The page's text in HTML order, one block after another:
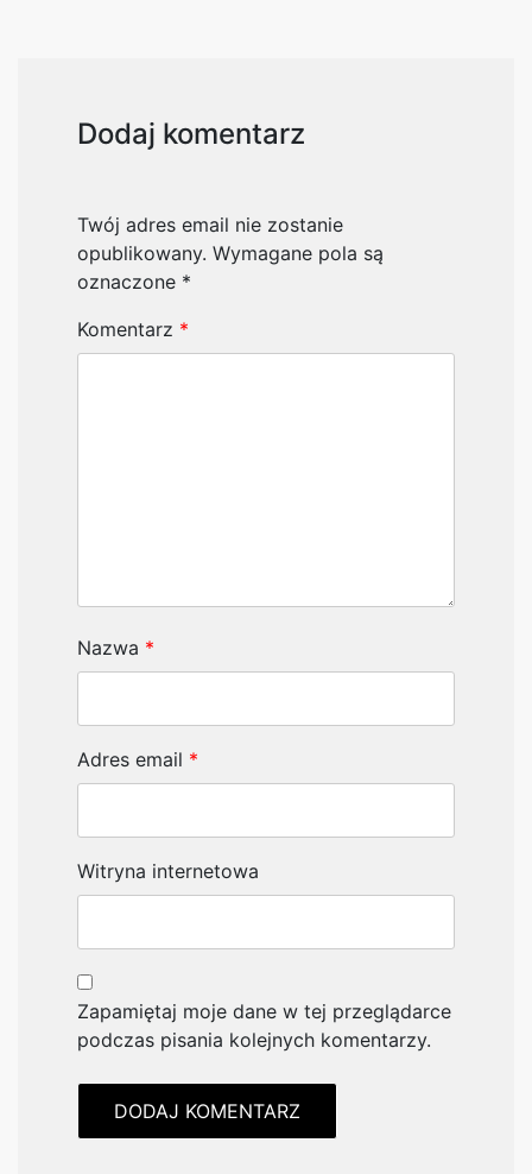
Dodaj komentarz
Twój adres email nie zostanie
opublikowany. Wymagane pola są
oznaczone *
Komentarz *
Nazwa *
Adres email *
Witryna internetowa
Zapamiętaj moje dane w tej przeglądarce
podczas pisania kolejnych komentarzy.